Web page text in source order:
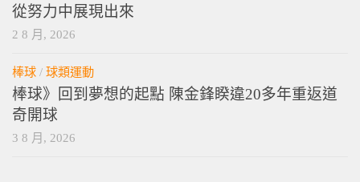
從努力中展現出來
2 8 月, 2026
棒球 / 球類運動
棒球》回到夢想的起點 陳金鋒睽違20多年重返道
奇開球
3 8 月, 2026